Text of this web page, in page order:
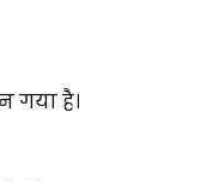
गया है।